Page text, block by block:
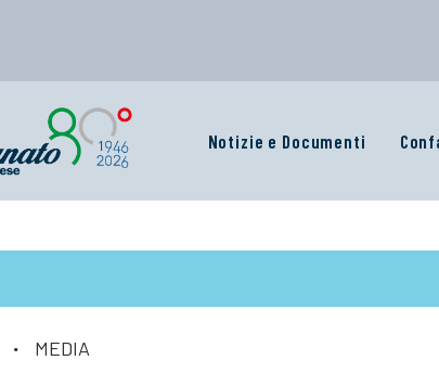
Notizie e Documenti
· MEDIA